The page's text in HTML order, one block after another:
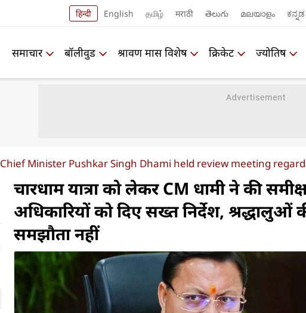
हिन्दी English தமிழ் मराठी తెలుగు മലയാളം ಕನ್ನಡ
समाचार बॉलीवुड श्रावण मास विशेष क्रिकेट ज्योतिष
Chief Minister Pushkar Singh Dhami held review meeting
चारधाम यात्रा को लेकर CM धामी ने की
अधिकारियों को दिए सख्त निर्देश, श्रद्धालुओं
समझौता नहीं